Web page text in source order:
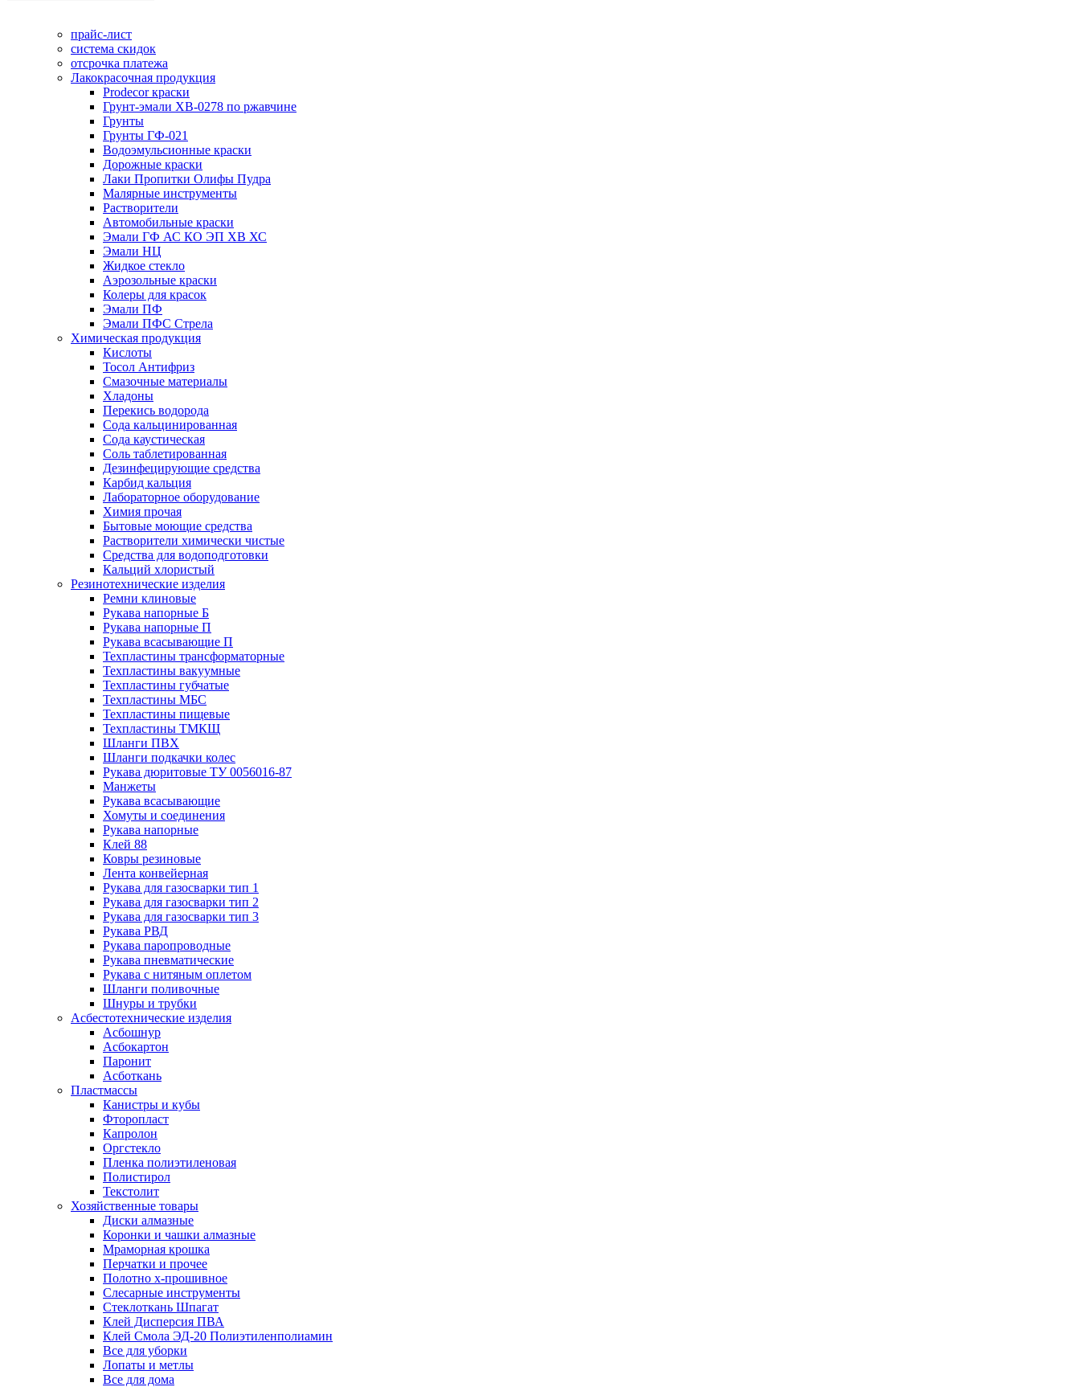
прайс-лист
система скидок
отсрочка платежа
Лакокрасочная продукция
Prodecor краски
Грунт-эмали ХВ-0278 по ржавчине
Грунты
Грунты ГФ-021
Водоэмульсионные краски
Дорожные краски
Лаки Пропитки Олифы Пудра
Малярные инструменты
Растворители
Автомобильные краски
Эмали ГФ АС КО ЭП ХВ ХС
Эмали НЦ
Жидкое стекло
Аэрозольные краски
Колеры для красок
Эмали ПФ
Эмали ПФС Стрела
Химическая продукция
Кислоты
Тосол Антифриз
Смазочные материалы
Хладоны
Перекись водорода
Сода кальцинированная
Сода каустическая
Соль таблетированная
Дезинфецирующие средства
Карбид кальция
Лабораторное оборудование
Химия прочая
Бытовые моющие средства
Растворители химически чистые
Средства для водоподготовки
Кальций хлористый
Резинотехнические изделия
Ремни клиновые
Рукава напорные Б
Рукава напорные П
Рукава всасывающие П
Техпластины трансформаторные
Техпластины вакуумные
Техпластины губчатые
Техпластины МБС
Техпластины пищевые
Техпластины ТМКЩ
Шланги ПВХ
Шланги подкачки колес
Рукава дюритовые ТУ 0056016-87
Манжеты
Рукава всасывающие
Хомуты и соединения
Рукава напорные
Клей 88
Ковры резиновые
Лента конвейерная
Рукава для газосварки тип 1
Рукава для газосварки тип 2
Рукава для газосварки тип 3
Рукава РВД
Рукава паропроводные
Рукава пневматические
Рукава с нитяным оплетом
Шланги поливочные
Шнуры и трубки
Асбестотехнические изделия
Асбошнур
Асбокартон
Паронит
Асботкань
Пластмассы
Канистры и кубы
Фторопласт
Капролон
Оргстекло
Пленка полиэтиленовая
Полистирол
Текстолит
Хозяйственные товары
Диски алмазные
Коронки и чашки алмазные
Мраморная крошка
Перчатки и прочее
Полотно х-прошивное
Слесарные инструменты
Стеклоткань Шпагат
Клей Дисперсия ПВА
Клей Смола ЭД-20 Полиэтиленполиамин
Все для уборки
Лопаты и метлы
Все для дома